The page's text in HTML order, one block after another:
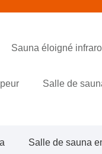
Sauna éloigné
Salle de
Salle de sauna